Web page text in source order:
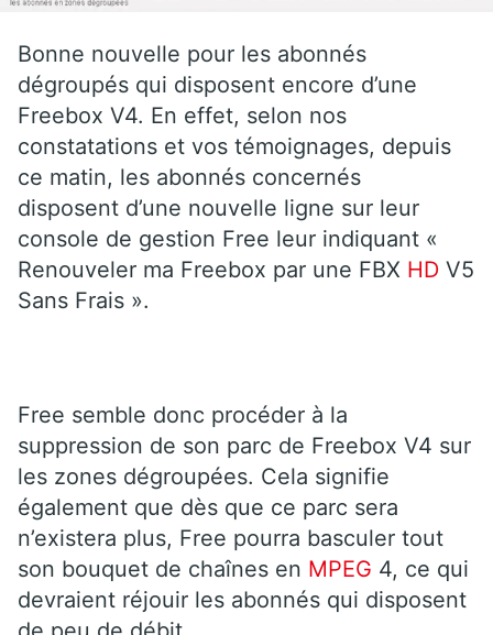
Bonne nouvelle pour les abonnés
dégroupés qui disposent encore d’une
Freebox V4. En effet, selon nos
constatations et vos témoignages, depuis
ce matin, les abonnés concernés
disposent d’une nouvelle ligne sur leur
console de gestion Free leur indiquant «
Renouveler ma Freebox par une FBX HD V5
Sans Frais ».
Free semble donc procéder à la
suppression de son parc de Freebox V4 sur
les zones dégroupées. Cela signifie
également que dès que ce parc sera
n’existera plus, Free pourra basculer tout
son bouquet de chaînes en MPEG 4, ce qui
devraient réjouir les abonnés qui disposent